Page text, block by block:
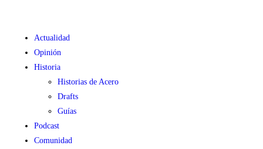
Actualidad
Opinión
Historia
Historias de Acero
Drafts
Guías
Podcast
Comunidad